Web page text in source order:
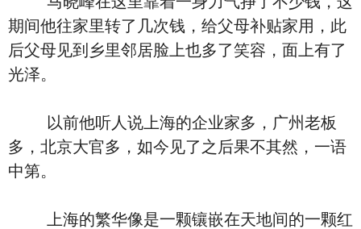
期间他往家里转了几次钱，给父母补贴家用，此
后父母见到乡里邻居脸上也多了笑容，面上有了
光泽。
以前他听人说上海的企业家多，广州老板
多，北京大官多，如今见了之后果不其然，一语
中第。
上海的繁华像是一颗镶嵌在天地间的一颗红